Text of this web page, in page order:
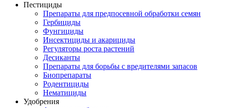
Пестициды
Препараты для предпосевной обработки семян
Гербициды
Фунгициды
Инсектициды и акарициды
Регуляторы роста растений
Десиканты
Препараты для борьбы с вредителями запасов
Биопрепараты
Родентициды
Нематициды
Удобрения